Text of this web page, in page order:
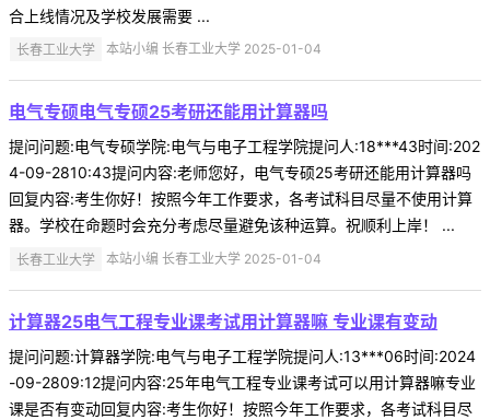
合上线情况及学校发展需要 ...
长春工业大学 本站小编 长春工业大学 2025-01-04
电气专硕电气专硕25考研还能用计算器吗
提问问题:电气专硕学院:电气与电子工程学院提问人:18***43时间:202
4-09-2810:43提问内容:老师您好，电气专硕25考研还能用计算器吗
回复内容:考生你好！按照今年工作要求，各考试科目尽量不使用计算
器。学校在命题时会充分考虑尽量避免该种运算。祝顺利上岸！ ...
长春工业大学 本站小编 长春工业大学 2025-01-04
计算器25电气工程专业课考试用计算器嘛 专业课有变动
提问问题:计算器学院:电气与电子工程学院提问人:13***06时间:2024
-09-2809:12提问内容:25年电气工程专业课考试可以用计算器嘛专业
课是否有变动回复内容:考生你好！按照今年工作要求，各考试科目尽